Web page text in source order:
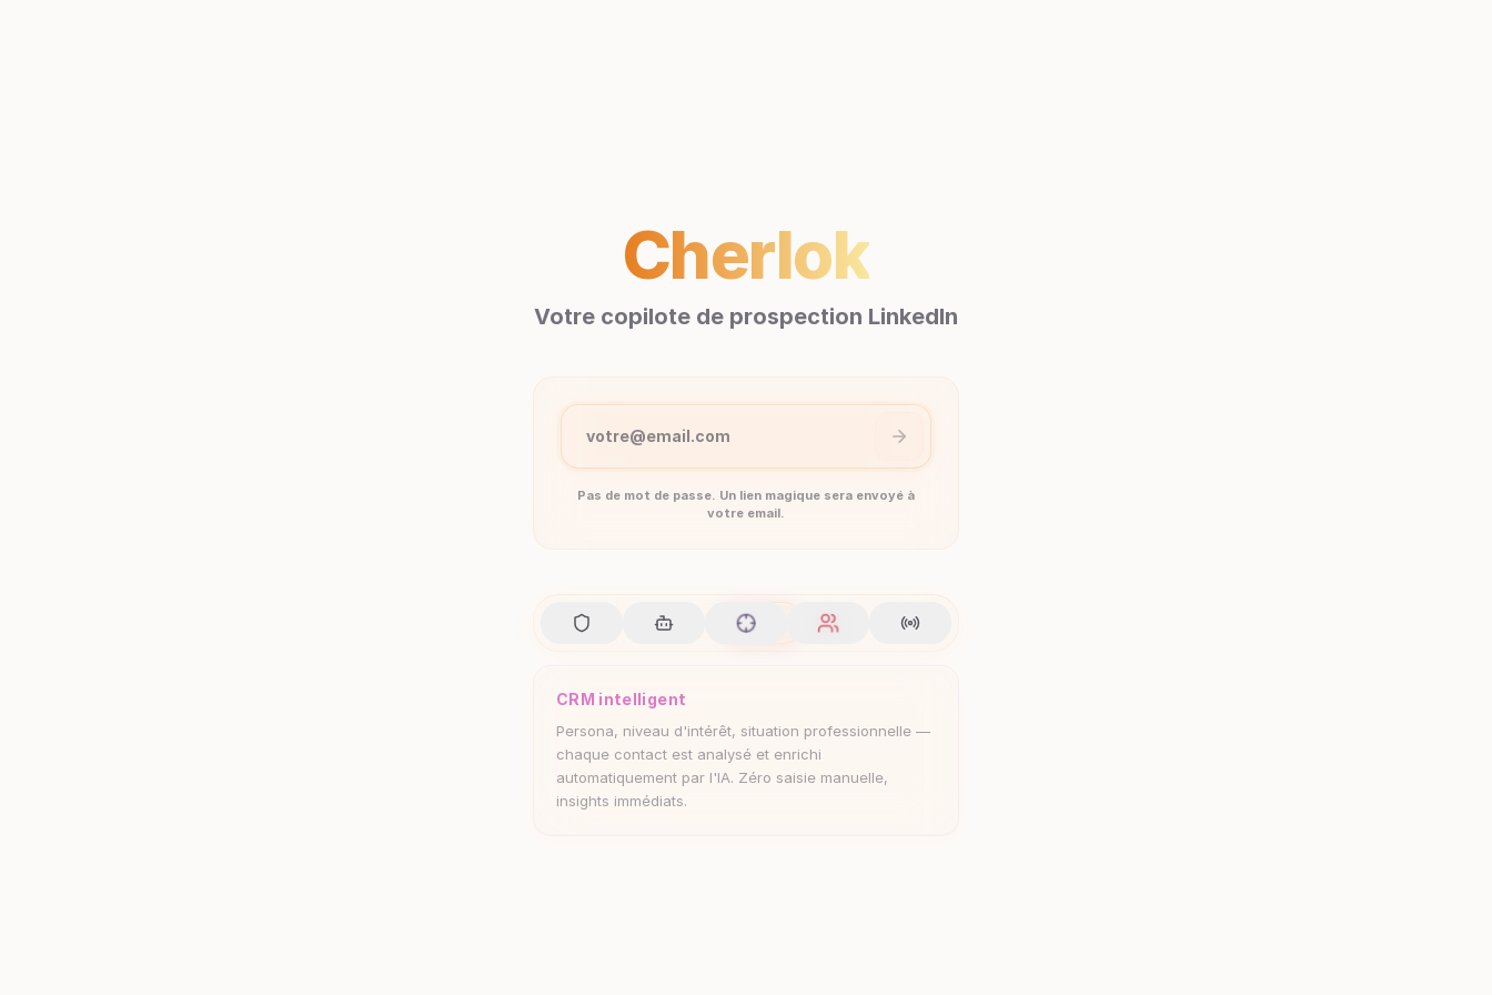
Cherlok
Votre copilote de prospection LinkedIn
votre@email.com
Pas de mot de passe. Un lien magique sera envoyé à
votre email.
CRM intelligent
Persona, niveau d'intérêt, situation professionnelle —
chaque contact est analysé et enrichi
automatiquement par l'IA. Zéro saisie manuelle,
insights immédiats.